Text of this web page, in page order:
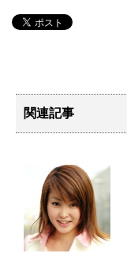
関連記事